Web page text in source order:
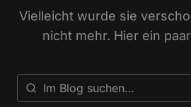
Vielleicht wurde sie
nicht mehr. Hier ein